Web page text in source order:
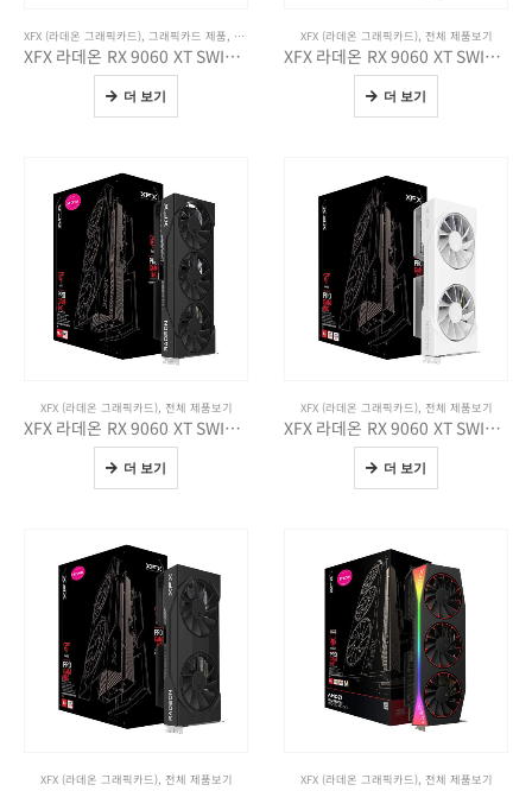
XFX (라데온 그래픽카드), 그래픽카드 제품, 전체 제품보기
XFX 라데온 RX 9060 XT SWIFT DUAL OC D6 16GB
더 보기
XFX (라데온 그래픽카드), 전체 제품보기
XFX 라데온 RX 9060 XT SWIFT WHITE OC D6 16GB
더 보기
XFX (라데온 그래픽카드), 전체 제품보기
XFX 라데온 RX 9060 XT SWIFT OC D6 16GB
더 보기
XFX (라데온 그래픽카드), 전체 제품보기
XFX 라데온 RX 9060 XT SWIFT DUAL WHITE OC D6 8GB
더 보기
XFX (라데온 그래픽카드), 전체 제품보기 XFX (라데온 그래픽카드), 전체 제품보기